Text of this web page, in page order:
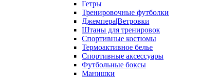
Гетры
Тренировочные футболки
Джемпера|Ветровки
Штаны для тренировок
Спортивные костюмы
Термоактивное белье
Спортивные аксессуары
Футбольные боксы
Манишки